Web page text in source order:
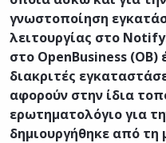
γνωστοποίηση
λειτουργίας στο
στο OpenBusiness (ΟΒ)
διακριτές
αφορούν στην ίδια
ερωτηματολόγιο για
δημιουργήθηκε από